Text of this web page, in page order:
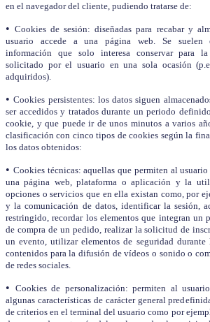
en el navegador del cliente, pudiendo tratarse de:
•Cookies de sesión: diseñadas para recabar y
usuario accede a una página web. Se suelen
información que solo interesa conservar para
solicitado por el usuario en una sola ocasión
adquiridos).
•Cookies persistentes: los datos siguen
ser accedidos y tratados durante un periodo
cookie, y que puede ir de unos minutos a varios
clasificación con cinco tipos de cookies según la
los datos obtenidos:
• Cookies técnicas: aquellas que permiten al
una página web, plataforma o aplicación y la
opciones o servicios que en ella existan como, por
y la comunicación de datos, identificar la sesión,
restringido, recordar los elementos que integran un
de compra de un pedido, realizar la solicitud de
un evento, utilizar elementos de seguridad durante
contenidos para la difusión de vídeos o sonido o
de redes sociales.
• Cookies de personalización: permiten al
algunas características de carácter general
de criterios en el terminal del usuario como por